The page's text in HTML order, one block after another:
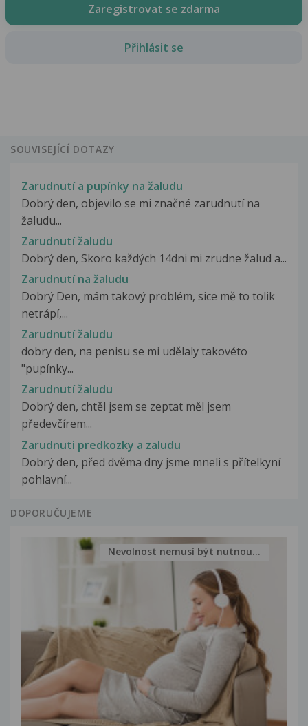
Zaregistrovat se zdarma
Přihlásit se
SOUVISEJÍCÍ DOTAZY
Zarudnutí a pupínky na žaludu
Dobrý den, objevilo se mi značné zarudnutí na
žaludu...
Zarudnutí žaludu
Dobrý den, Skoro každých 14dni mi zrudne žalud a...
Zarudnutí na žaludu
Dobrý Den, mám takový problém, sice mě to tolik
netrápí,...
Zarudnutí žaludu
dobry den, na penisu se mi udělaly takovéto
"pupínky...
Zarudnutí žaludu
Dobrý den, chtěl jsem se zeptat měl jsem
předevčírem...
Zarudnuti predkozky a zaludu
Dobrý den, před dvěma dny jsme mneli s přítelkyní
pohlavní...
DOPORUČUJEME
Nevolnost nemusí být nutnou...